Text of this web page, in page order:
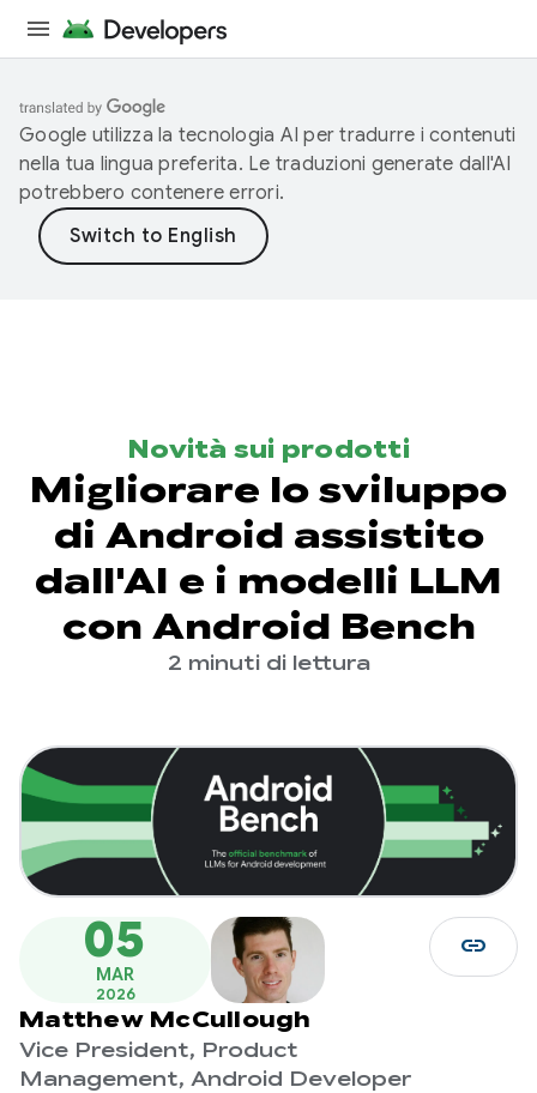
Google utilizza la tecnologia AI per tradurre i contenuti
nella tua lingua preferita. Le traduzioni generate dall'AI
potrebbero contenere errori.
Novità sui prodotti
Migliorare lo sviluppo
di Android assistito
dall'AI e i modelli LLM
con Android Bench
2 minuti di lettura
05
MAR
2026
Matthew McCullough
Vice President, Product
Management, Android Developer
link